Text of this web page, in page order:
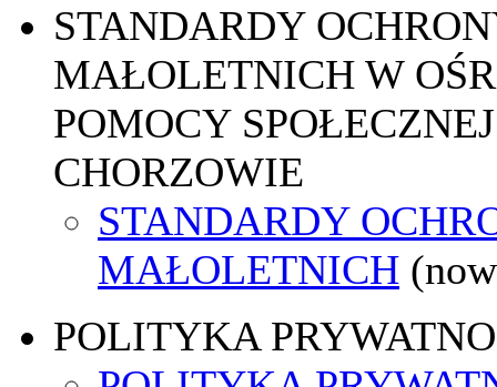
STANDARDY
MAŁOLETNICH W
POMOCY
CHORZOWIE
STANDARDY
MAŁOLETNICH
POLITYKA